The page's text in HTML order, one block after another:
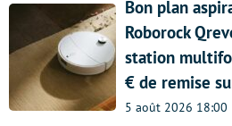
Bon plan
Roborock
station
€ de remise
5 août 2026 18:00